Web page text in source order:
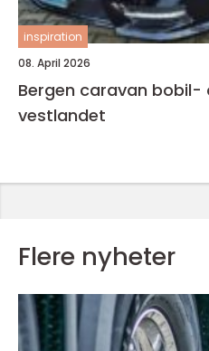
inspiration
08. April 2026
Bergen caravan bobil- og campingglede på
vestlandet
Flere nyheter